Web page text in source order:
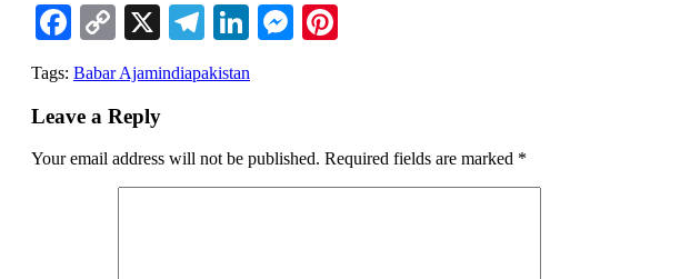
Facebook
Copy
Link
X Telegram
LinkedIn
Messenger
Tags: Babar Ajamindiapakistan
Leave a Reply
Your email address will not be published. Required fields are marked *